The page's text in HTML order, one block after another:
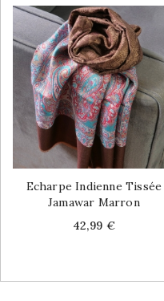
Echarpe Indienne Tissée
Jamawar Marron
Price
42,99 €